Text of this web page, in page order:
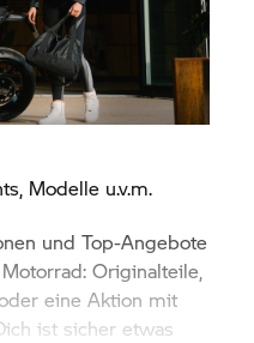
Modelle u.v.m.
und Top-Angebote
Originalteile,
eine Aktion mit
ist sicher etwas